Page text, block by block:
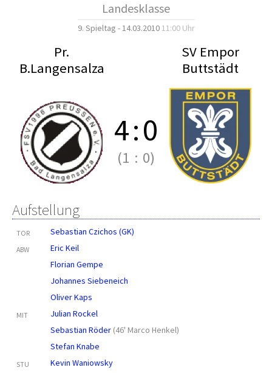
Landesklasse
9. Spieltag - 14.03.2010 11:00 Uhr
Pr.
B.Langensalza
SV Empor
Buttstädt
4:0
(1 : 0)
Aufstellung
TOR Sebastian Czichos (GK)
ABW
Eric Keil
Florian Gempe
Johannes Siebeneich
Oliver Kaps
MIT
Julian Rockel
Sebastian Röder (46' Marco Henkel)
Stefan Knabe
STU
Kevin Waniowsky